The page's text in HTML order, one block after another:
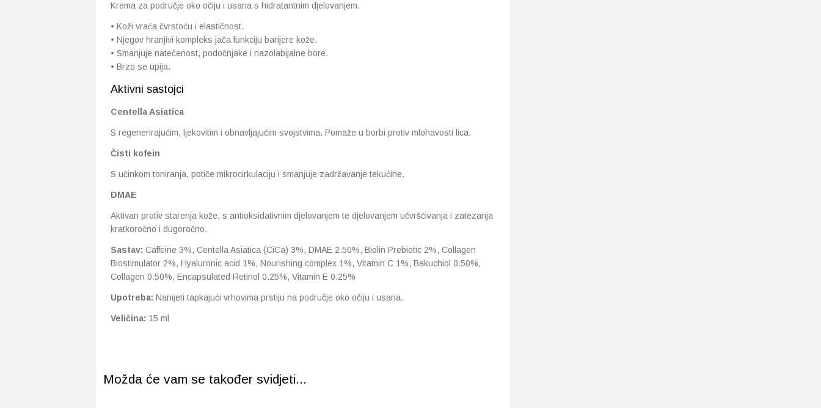
Krema za područje oko očiju i usana s hidratantnim djelovanjem.
• Koži vraća čvrstoću i elastičnost.
• Njegov hranjivi kompleks jača funkciju barijere kože.
• Smanjuje natečenost, podočnjake i nazolabijalne bore.
• Brzo se upija.
Aktivni sastojci
Centella Asiatica
S regenerirajućim, ljekovitim i obnavljajućim svojstvima. Pomaže u borbi protiv mlohavosti lica.
Čisti kofein
S učinkom toniranja, potiče mikrocirkulaciju i smanjuje zadržavanje tekućine.
DMAE
Aktivan protiv starenja kože, s antioksidativnim djelovanjem te djelovanjem učvršćivanja i zatezanja
kratkoročno i dugoročno.
Sastav: Caffeine 3%, Centella Asiatica (CiCa) 3%, DMAE 2.50%, Biolin Prebiotic 2%, Collagen
Biostimulator 2%, Hyaluronic acid 1%, Nourishing complex 1%, Vitamin C 1%, Bakuchiol 0.50%,
Collagen 0.50%, Encapsulated Retinol 0.25%, Vitamin E 0.25%
Upotreba: Nanijeti tapkajući vrhovima prstiju na područje oko očiju i usana.
Veličina: 15 ml
Možda će vam se također svidjeti...